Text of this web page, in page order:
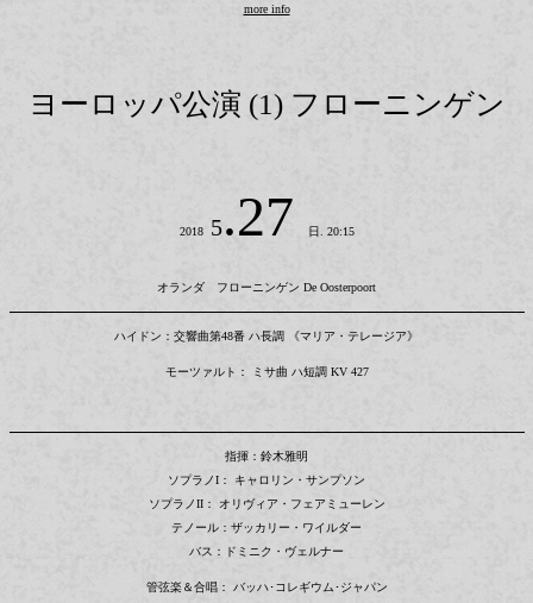
more info
ヨーロッパ公演 (1) フローニンゲン
2018 5.27 日. 20:15
オランダ フローニンゲン De Oosterpoort
ハイドン：交響曲第48番 ハ長調 《マリア・テレージア》
モーツァルト： ミサ曲 ハ短調 KV 427
指揮：鈴木雅明
ソプラノI： キャロリン・サンプソン
ソプラノII： オリヴィア・フェアミューレン
テノール：ザッカリー・ワイルダー
バス：ドミニク・ヴェルナー
管弦楽＆合唱： バッハ･コレギウム･ジャパン